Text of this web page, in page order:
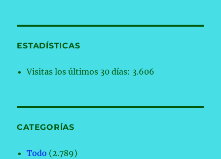
ESTADÍSTICAS
Visitas los últimos 30 días: 3.606
CATEGORÍAS
Todo (2.789)